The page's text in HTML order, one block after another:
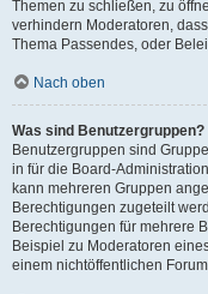
Themen zu schließen, zu
verhindern Moderatoren,
Thema Passendes, oder
Nach oben
Was sind Benutzergruppen?
Benutzergruppen sind
in für die Board-
kann mehreren Gruppen
Berechtigungen zugeteilt
Berechtigungen für mehrere
Beispiel zu Moderatoren
einem nichtöffentlichen